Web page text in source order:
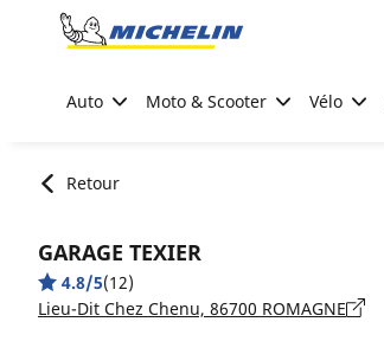
Go to page content
Auto Moto & Scooter Vélo
Retour
GARAGE TEXIER
4.8/5(12)
Lieu-Dit Chez Chenu, 86700 ROMAGNE